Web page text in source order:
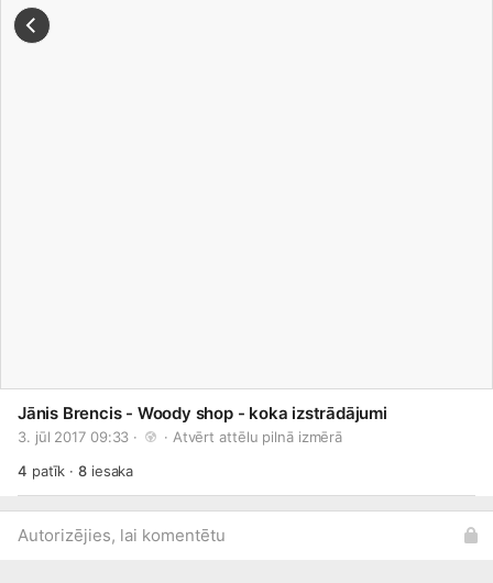
Jānis Brencis - Woody shop - koka izstrādājumi
3. jūl 2017 09:33 · · Atvērt attēlu pilnā izmērā
4 patīk ·8iesaka
Autorizējies, lai komentētu